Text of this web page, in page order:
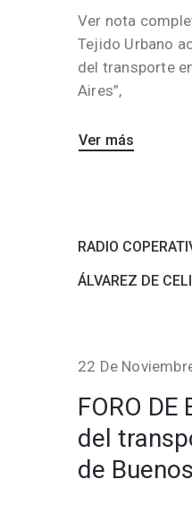
Ver nota
Tejido Urbano
del transporte
Aires”,
Ver más
RADIO
ÁLVAREZ DE
22 De
FORO DE
del
de